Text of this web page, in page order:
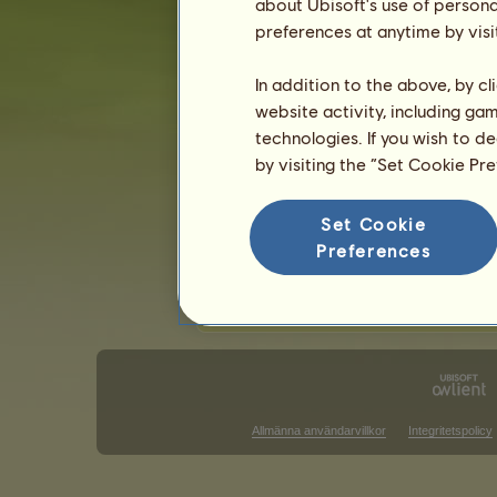
Mörkfux 18% Linfux
Färdigheter för Fransk travare
Snabbhet
Dressyr
Galopp
Trav
Allmänna användarvillkor Integritetspolicy
preferences at anytime by
In addition to the above, by
website activity, including
technologies. If you wish to
by visiting the “Set Cookie
Set Cookie
Preferences